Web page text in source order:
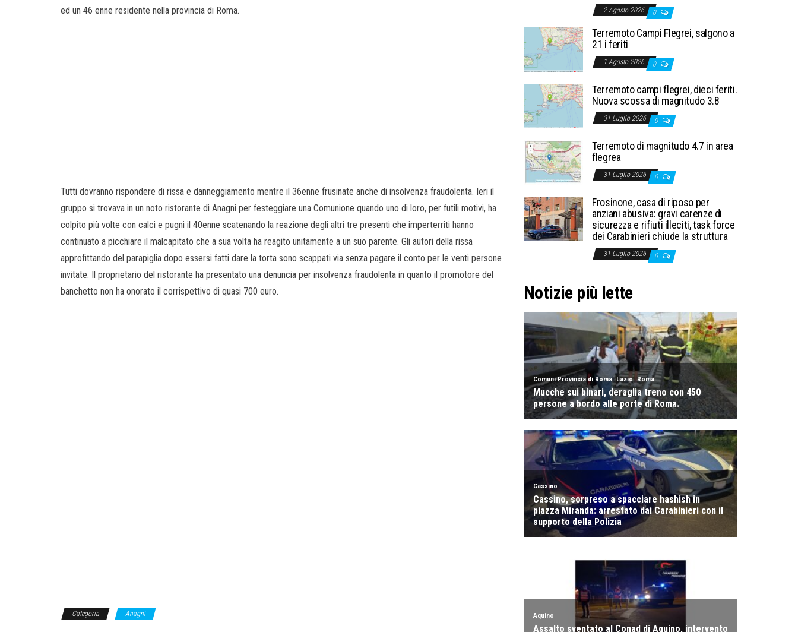
ed un 46 enne residente nella provincia di Roma.
Tutti dovranno rispondere di rissa e danneggiamento mentre il 36enne frusinate anche di insolvenza fraudolenta. Ieri il
gruppo si trovava in un noto ristorante di Anagni per festeggiare una Comunione quando uno di loro, per futili motivi, ha
colpito più volte con calci e pugni il 40enne scatenando la reazione degli altri tre presenti che imperterriti hanno
continuato a picchiare il malcapitato che a sua volta ha reagito unitamente a un suo parente. Gli autori della rissa
approfittando del parapiglia dopo essersi fatti dare la torta sono scappati via senza pagare il conto per le venti persone
invitate. Il proprietario del ristorante ha presentato una denuncia per insolvenza fraudolenta in quanto il promotore del
banchetto non ha onorato il corrispettivo di quasi 700 euro.
Categoria Anagni
2 Agosto 2026 0
Terremoto Campi Flegrei, salgono a
21 i feriti
1 Agosto 2026 0
Terremoto campi flegrei, dieci feriti.
Nuova scossa di magnitudo 3.8
31 Luglio 2026 0
Terremoto di magnitudo 4.7 in area
flegrea
31 Luglio 2026 0
Frosinone, casa di riposo per
anziani abusiva: gravi carenze di
sicurezza e rifiuti illeciti, task force
dei Carabinieri chiude la struttura
31 Luglio 2026 0
Notizie più lette